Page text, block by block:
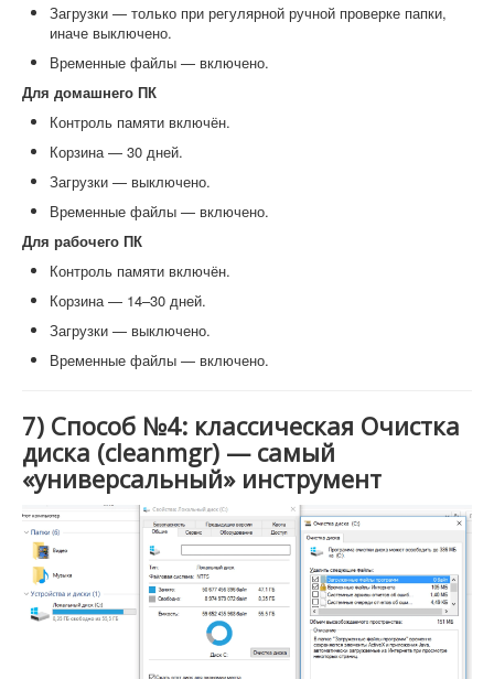
Загрузки — только при регулярной ручной проверке папки,
иначе выключено.
Временные файлы — включено.
Для домашнего ПК
Контроль памяти включён.
Корзина — 30 дней.
Загрузки — выключено.
Временные файлы — включено.
Для рабочего ПК
Контроль памяти включён.
Корзина — 14–30 дней.
Загрузки — выключено.
Временные файлы — включено.
7) Способ №4: классическая Очистка
диска (cleanmgr) — самый
«универсальный» инструмент